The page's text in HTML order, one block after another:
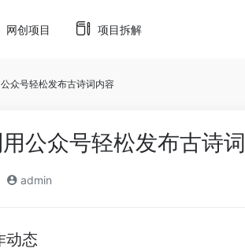
网创项目 项目拆解
众号轻松发布古诗词内容
公众号轻松发布古诗
admin
动态